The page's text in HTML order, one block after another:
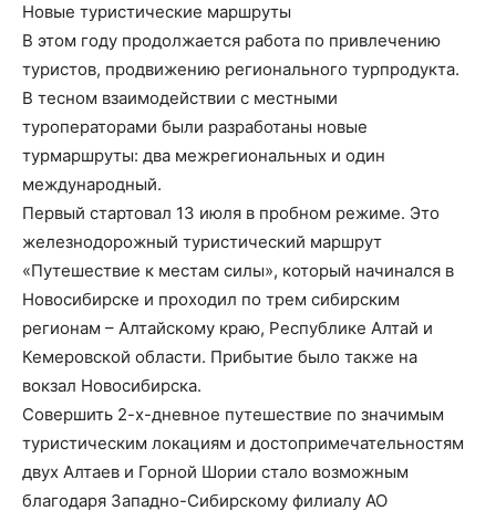
Новые туристические маршруты
В этом году продолжается работа по привлечению
туристов, продвижению регионального турпродукта.
В тесном взаимодействии с местными
туроператорами были разработаны новые
турмаршруты: два межрегиональных и один
международный.
Первый стартовал 13 июля в пробном режиме. Это
железнодорожный туристический маршрут
«Путешествие к местам силы», который начинался в
Новосибирске и проходил по трем сибирским
регионам – Алтайскому краю, Республике Алтай и
Кемеровской области. Прибытие было также на
вокзал Новосибирска.
Совершить 2-х-дневное путешествие по значимым
туристическим локациям и достопримечательностям
двух Алтаев и Горной Шории стало возможным
благодаря Западно-Сибирскому филиалу АО